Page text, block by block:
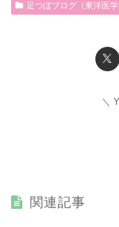
足つぼブログ（東洋医学
関連記事